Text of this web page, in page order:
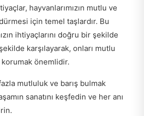
hayvanlarımızın mutlu ve
için temel taşlardır. Bu
ihtiyaçlarını doğru bir şekilde
karşılayarak, onları mutlu
korumak önemlidir.
mutluluk ve barış bulmak
sanatını keşfedin ve her anı